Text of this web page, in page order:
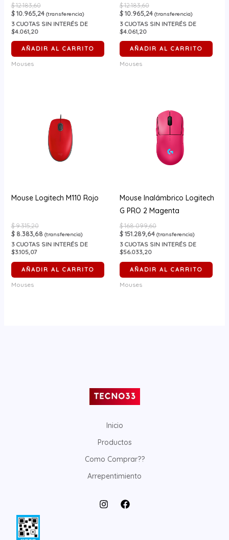
$12.183,60
$10.965,24 (transferencia)
3CUOTAS SIN INTERÉS DE
$4.061,20
AÑADIR AL CARRITO
Mouses
$12.183,60
$10.965,24 (transferencia)
3 CUOTAS SIN INTERÉS DE
$4.061,20
AÑADIR AL CARRITO
Mouses
Mouse Logitech M110 Rojo
$9.315,20
$8.383,68 (transferencia)
3CUOTAS SIN INTERÉS DE
$3.105,07
AÑADIR AL CARRITO
Mouses
Mouse Inalámbrico Logitech
G PRO 2 Magenta
$168.099,60
$151.289,64 (transferencia)
3 CUOTAS SIN INTERÉS DE
$56.033,20
AÑADIR AL CARRITO
Mouses
Inicio
Productos
Como Comprar??
Arrepentimiento